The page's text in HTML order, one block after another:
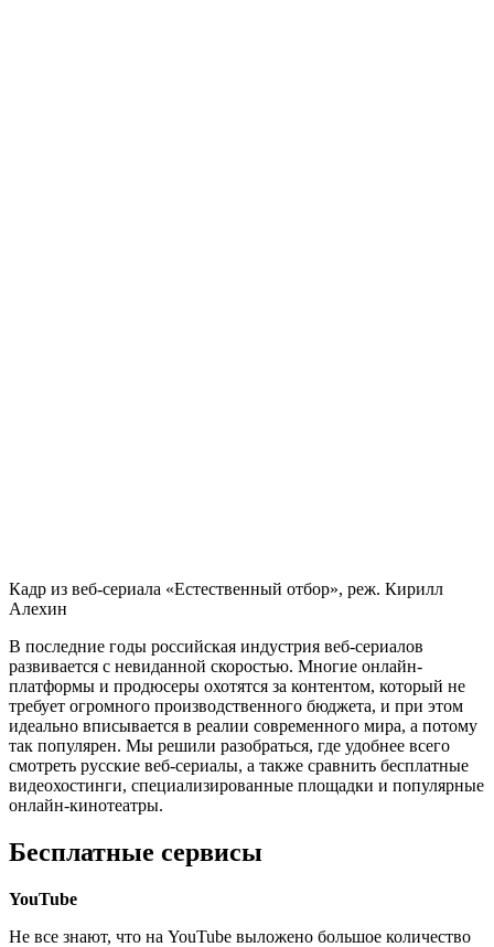
Кадр из веб-сериала «Естественный отбор», реж. Кирилл
Алехин
В последние годы российская индустрия веб-сериалов
развивается с невиданной скоростью. Многие онлайн-
платформы и продюсеры охотятся за контентом, который не
требует огромного производственного бюджета, и при этом
идеально вписывается в реалии современного мира, а потому
так популярен. Мы решили разобраться, где удобнее всего
смотреть русские веб-сериалы, а также сравнить бесплатные
видеохостинги, специализированные площадки и популярные
онлайн-кинотеатры.
Бесплатные сервисы
YouTube
Не все знают, что на YouTube выложено большое количество